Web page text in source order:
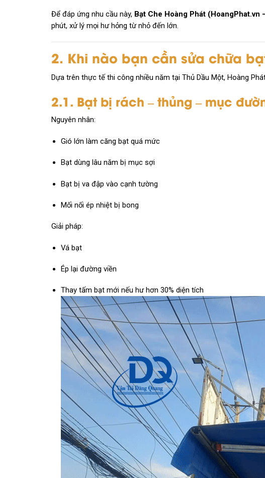
Để đáp ứng nhu cầu này, Bạt Che Hoàng Phát (HoangPhat.vn
phút, xử lý mọi hư hỏng từ nhỏ đến lớn.
2. Khi nào bạn cần sửa chữa
Dựa trên thực tế thi công nhiều năm tại Thủ Dầu Một, Hoàng
2.1. Bạt bị rách – thủng – mục
Nguyên nhân:
Gió lớn làm căng bạt quá mức
Bạt dùng lâu năm bị mục sợi
Bạt bị va đập vào cạnh tường
Mối nối ép nhiệt bị bong
Giải pháp:
Vá bạt
Ép lại đường viền
Thay tấm bạt mới nếu hư hơn 30% diện tích